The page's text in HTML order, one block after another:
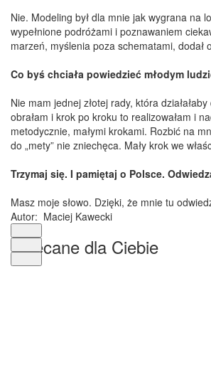
Nie. Modeling był dla mnie jak wygrana na
wypełnione podróżami i poznawaniem
marzeń, myślenia poza schematami, dodał
Co byś chciała powiedzieć młodym
Nie mam jednej złotej rady, która
obrałam i krok po kroku to realizowałam i
metodycznie, małymi krokami. Rozbić na
do „mety” nie zniechęca. Mały krok we
Trzymaj się. I pamiętaj o Polsce.
Masz moje słowo. Dzięki, że mnie tu
Autor: Maciej Kawecki
Polecane dla Ciebie